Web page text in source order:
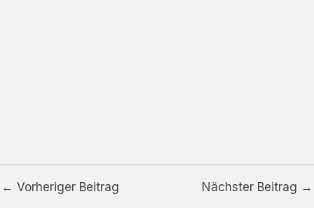
← Vorheriger Beitrag Nächster Beitrag →